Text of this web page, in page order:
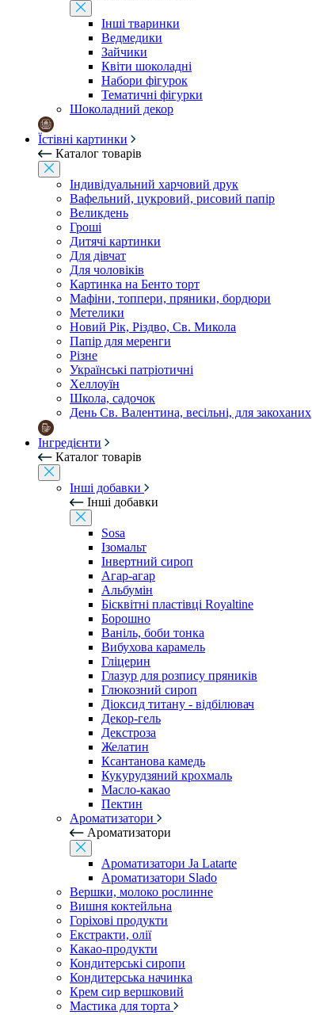
Інші тваринки
Ведмедики
Зайчики
Квіти шоколадні
Набори фігурок
Тематичні фігурки
Шоколадний декор
Їстівні картинки
Каталог товарів
Індивідуальний харчовий друк
Вафельний, цукровий, рисовий папір
Великдень
Гроші
Дитячі картинки
Для дівчат
Для чоловіків
Картинка на Бенто торт
Мафіни, топпери, пряники, бордюри
Метелики
Новий Рік, Різдво, Св. Микола
Папір для меренги
Різне
Українські патріотичні
Хеллоуїн
Школа, садочок
День Св. Валентина, весільні, для закоханих
Інгредієнти
Каталог товарів
Інші добавки
Інші добавки
Sosa
Ізомальт
Інвертний сироп
Агар-агар
Альбумін
Бісквітні пластівці Royaltine
Борошно
Ваніль, боби тонка
Вибухова карамель
Гліцерин
Глазур для розпису пряників
Глюкозний сироп
Діоксид титану - відбілювач
Декор-гель
Декстроза
Желатин
Ксантанова камедь
Кукурудзяний крохмаль
Масло-какао
Пектин
Ароматизатори
Ароматизатори
Ароматизатори Ja Latarte
Ароматизатори Slado
Вершки, молоко рослинне
Вишня коктейльна
Горіхові продукти
Екстракти, олії
Какао-продукти
Кондитерські сиропи
Кондитерська начинка
Крем сир вершковий
Мастика для торта